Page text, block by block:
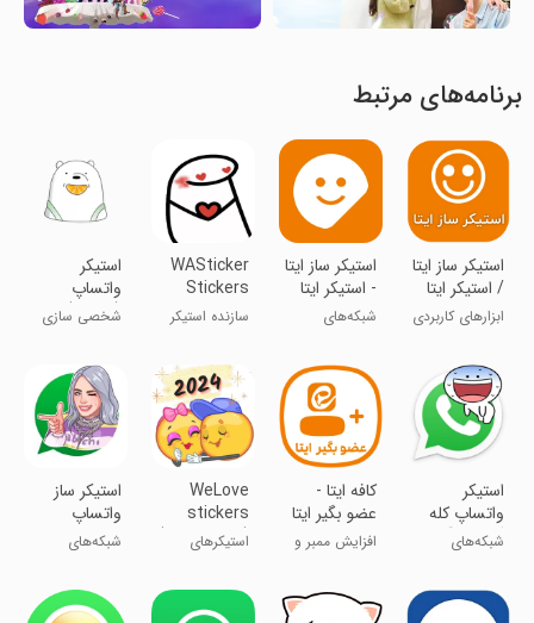
برنامه‌های مرتبط
استیکر ساز ایتا
/ استیکر ایتا
حرفه ای
ابزارهای کاربردی
استیکر ساز ایتا
- استیکر ایتا
شبکه‌های
WASticker
Stickers
maker
سازنده استیکر
استیکر
واتساپ
(خرسی)
شخصی سازی
استیکر
واتساپ کله
گردالی😂
شبکه‌های
‏‏‏کافه ایتا -
عضو بگیر ایتا
افزایش ممبر و
WeLove
stickers
(WASticker)
استیکرهای
(WASticker)
استیکر ساز
واتساپ
شبکه‌های